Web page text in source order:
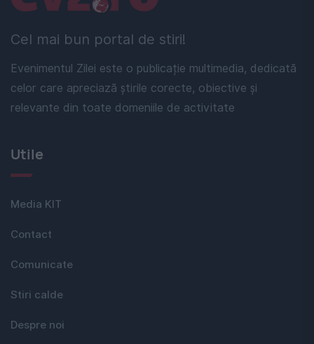
Cel mai bun portal de stiri!
Evenimentul Zilei este o publicație multimedia, dedicată
celor care apreciază știrile corecte, obiective și
relevante din toate domeniile de activitate
Utile
Media KIT
Contact
Comunicate
Stiri calde
Despre noi